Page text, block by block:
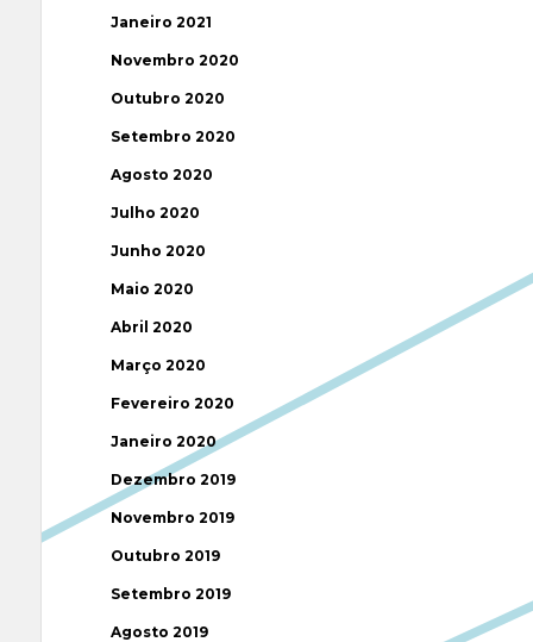
Janeiro 2021
Novembro 2020
Outubro 2020
Setembro 2020
Agosto 2020
Julho 2020
Junho 2020
Maio 2020
Abril 2020
Março 2020
Fevereiro 2020
Janeiro 2020
Dezembro 2019
Novembro 2019
Outubro 2019
Setembro 2019
Agosto 2019